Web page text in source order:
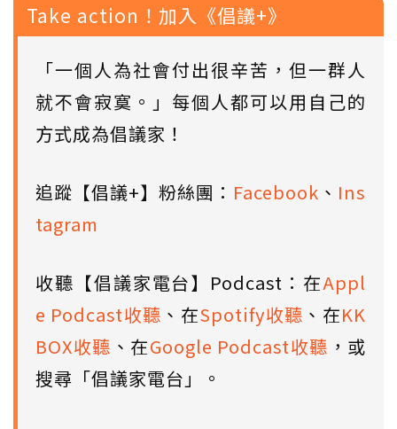
Take action！加入《倡議+》
「一個人為社會付出很辛苦，但一群人
就不會寂寞。」每個人都可以用自己的
方式成為倡議家！
追蹤【倡議+】粉絲團： Facebook 、 Ins
tagram
收聽【倡議家電台】Podcast：在Appl
e Podcast收聽 、在Spotify收聽 、在KK
BOX收聽 、在Google Podcast收聽 ，或
搜尋「倡議家電台」。